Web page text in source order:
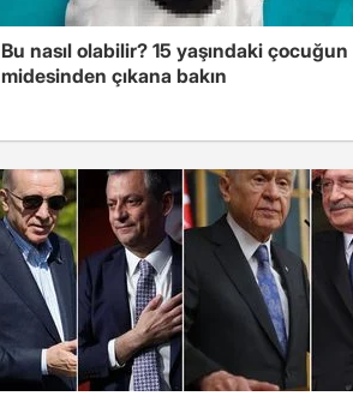
Bu nasıl olabilir? 15 yaşındaki çocuğun
midesinden çıkana bakın